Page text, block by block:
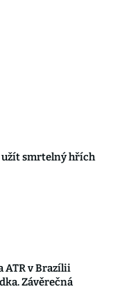
užít smrtelný hřích
ATR v Brazílii
Závěrečná